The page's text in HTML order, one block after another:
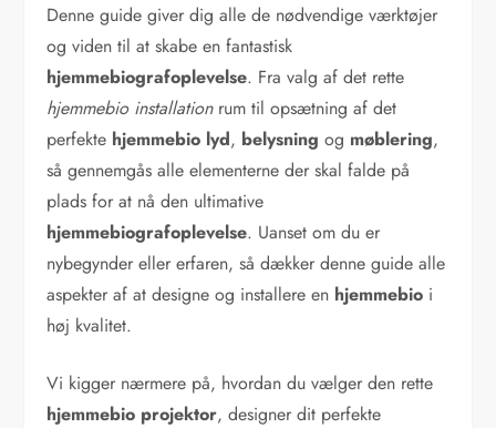
Denne guide giver dig alle de nødvendige værktøjer
og viden til at skabe en fantastisk
hjemmebiografoplevelse. Fra valg af det rette
hjemmebio installationrum til opsætning af det
perfekte hjemmebio lyd, belysning og møblering,
så gennemgås alle elementerne der skal falde på
plads for at nå den ultimative
hjemmebiografoplevelse. Uanset om du er
nybegynder eller erfaren, så dækker denne guide alle
aspekter af at designe og installere en hjemmebio i
høj kvalitet.
Vi kigger nærmere på, hvordan du vælger den rette
hjemmebio projektor, designer dit perfekte